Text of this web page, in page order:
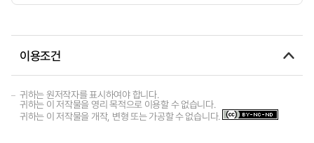
이용조건
귀하는 원저작자를 표시하여야 합니다.
귀하는 이 저작물을 영리 목적으로 이용할 수 없습니다.
귀하는 이 저작물을 개작, 변형 또는 가공할 수 없습니다.